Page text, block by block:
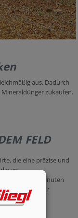
aus. Dadurch
zukaufen.
FELD
die eine präzise und
an
weniger Minuten
Einsatz teurer